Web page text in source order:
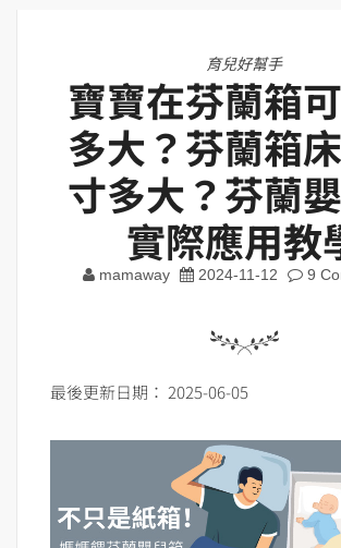
育兒好幫手
寶寶在芬蘭箱
多大？芬蘭箱
寸多大？芬蘭
實際應用教
mamaway 2024-11-12 9
最後更新日期： 2025-06-05